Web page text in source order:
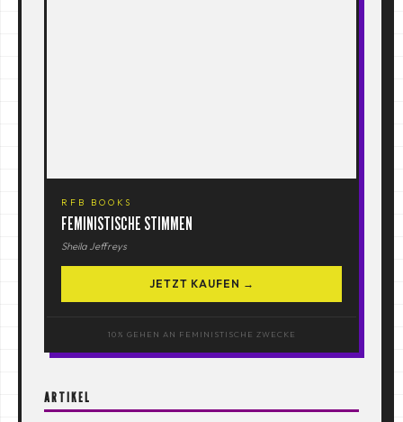
RFB BOOKS
FEMINISTISCHE STIMMEN
Sheila Jeffreys
JETZT KAUFEN →
10% GEHEN AN FEMINISTISCHE ZWECKE
ARTIKEL